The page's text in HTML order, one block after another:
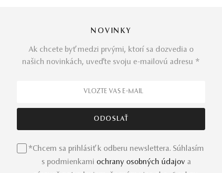
NOVINKY
Ak chcete byť medzi prvými, ktorí sa dozvedia o
našich novinkách, uveďte svoju e-mailovú adresu *
*Chcem sa prihlásiť k odberu newslettera. Súhlasím
s podmienkami ochrany osobných údajov a